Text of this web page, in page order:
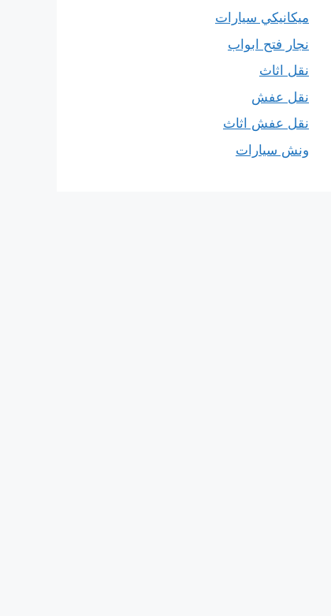
ميكانيكي سيارات
نجار فتح ابواب
نقل اثاث
نقل عفش
نقل عفش اثاث
ونش سيارات